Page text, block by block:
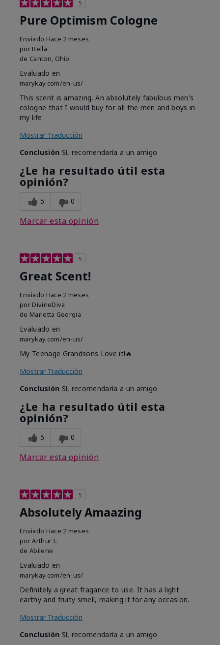
5
Pure Optimism Cologne
Enviado Hace 2 meses
por Bella
de Canton, Ohio
Evaluado en
marykay.com/en-us/
This scent is amazing. An absolutely fabulous men's
cologne that I would buy for all the men and boys in
my life
Mostrar Traducción
Conclusión Sí, recomendaría a un amigo
¿Le ha resultado útil esta
opinión?
5 0
Marcar esta opinión
5
Great Scent!
Enviado Hace 2 meses
por DivineDiva
de Marietta Georgia
Evaluado en
marykay.com/en-us/
My Teenage Grandsons Love it!🔥
Mostrar Traducción
Conclusión Sí, recomendaría a un amigo
¿Le ha resultado útil esta
opinión?
5 0
Marcar esta opinión
5
Absolutely Amaazing
Enviado Hace 2 meses
porArthur L.
de Abilene
Evaluado en
marykay.com/en-us/
Definitely a great fragance to use. It has a light
earthy and fruity smell, making it for any occasion.
Mostrar Traducción
Conclusión Sí, recomendaría a un amigo